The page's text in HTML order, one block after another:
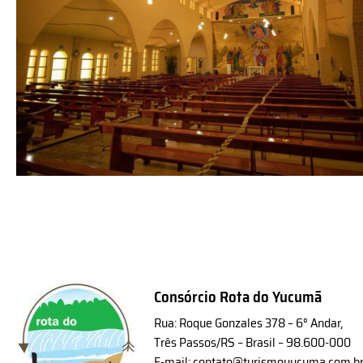
Consórcio Rota do Yucumã
Rua: Roque Gonzales 378 – 6° Andar,
Três Passos/RS – Brasil – 98.600-000